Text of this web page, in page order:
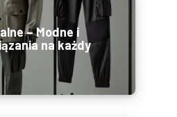
– Modne i
na każdy